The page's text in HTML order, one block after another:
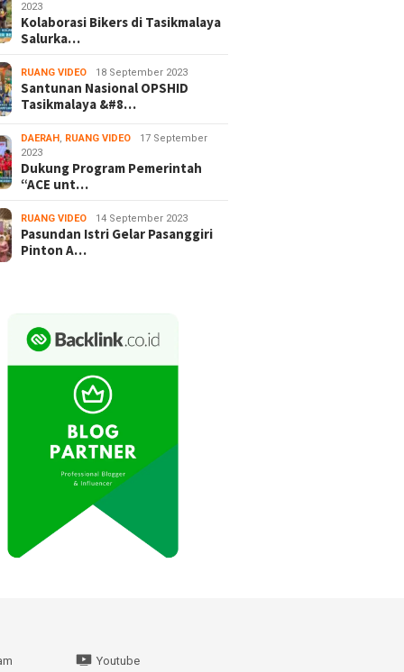
2023
Kolaborasi Bikers di Tasikmalaya
Salurka…
RUANG VIDEO 18 September 2023
Santunan Nasional OPSHID
Tasikmalaya &#8…
DAERAH , RUANG VIDEO
17 September
2023
Dukung Program Pemerintah
“ACE unt…
RUANG VIDEO 14 September 2023
Pasundan Istri Gelar Pasanggiri
Pinton A…
Youtube